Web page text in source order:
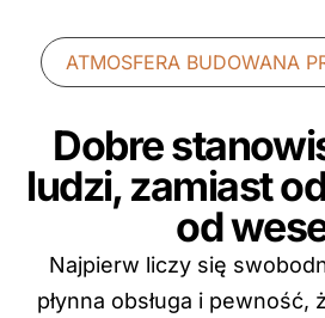
ATMOSFERA BUDOWANA
Dobre
ludzi, zamiast
od
Najpierw liczy się
płynna obsługa i pewność,